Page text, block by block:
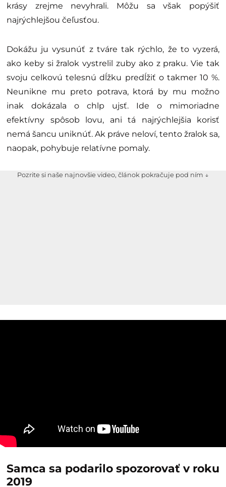
krásy zrejme nevyhrali. Môžu sa však popýšiť
najrýchlejšou čeľusťou.
Dokážu ju vysunúť z tváre tak rýchlo, že to vyzerá,
ako keby si žralok vystrelil zuby ako z praku. Vie tak
svoju celkovú telesnú dĺžku predĺžiť o takmer 10 %.
Neunikne mu preto potrava, ktorá by mu možno
inak dokázala o chlp ujsť. Ide o mimoriadne
efektívny spôsob lovu, ani tá najrýchlejšia korisť
nemá šancu uniknúť. Ak práve neloví, tento žralok sa,
naopak, pohybuje relatívne pomaly.
Pozrite si naše najnovšie video, článok pokračuje pod ním ↓
Samca sa podarilo spozorovať v roku
2019